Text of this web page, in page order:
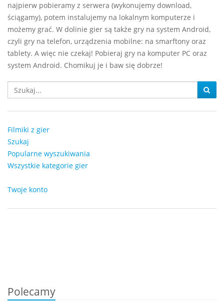
najpierw pobieramy z serwera (wykonujemy download,
ściągamy), potem instalujemy na lokalnym komputerze i
możemy grać. W dolinie gier są także gry na system Android,
czyli gry na telefon, urządzenia mobilne: na smarftony oraz
tablety. A więc nie czekaj! Pobieraj gry na komputer PC oraz
system Android. Chomikuj je i baw się dobrze!
Filmiki z gier
Szukaj
Popularne wyszukiwania
Wszystkie kategorie gier
Twoje konto
Polecamy